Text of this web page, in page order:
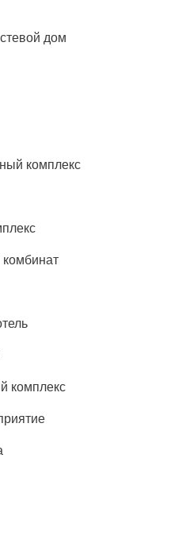
дом
комплекс
комплекс